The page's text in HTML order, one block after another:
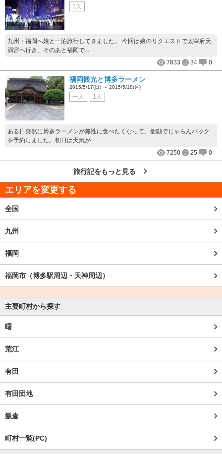
2人
九州・福岡へ娘と一泊旅行してきました。 今回は娘のリクエストで太宰府天
満宮へ行き、そのあと福岡で...
7833
34 0
福岡観光と博多ラーメン
2015/5/17(日) ～ 2015/5/18(月)
一人 1人
ある日突然に博多ラーメンが無性に食べたくなって、衝動でじゃらんパック
を予約しました。初日は天気が...
7250
25 0
旅行記をもっと見る
エリアを変更する
全国
九州
福岡
福岡市（博多駅周辺・天神周辺）
主要町村から探す
曙
荒江
有田
有田団地
飯倉
町村一覧(PC)